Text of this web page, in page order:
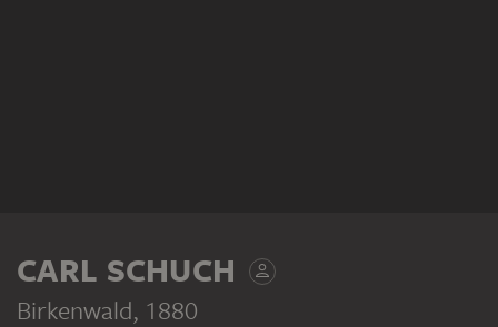
CARL SCHUCH
Birkenwald, 1880